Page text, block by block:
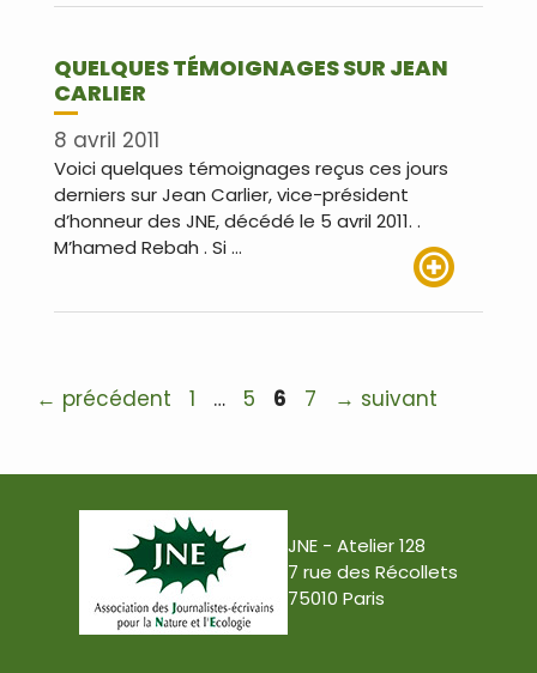
QUELQUES TÉMOIGNAGES SUR JEAN
CARLIER
8 avril 2011
Voici quelques témoignages reçus ces jours
derniers sur Jean Carlier, vice-président
d’honneur des JNE, décédé le 5 avril 2011. .
M’hamed Rebah . Si …
Navigation
← précédent Page
1 … Page
5 Page
6 Page
7 → suivant
JNE - Atelier 128
7 rue des Récollets
75010 Paris